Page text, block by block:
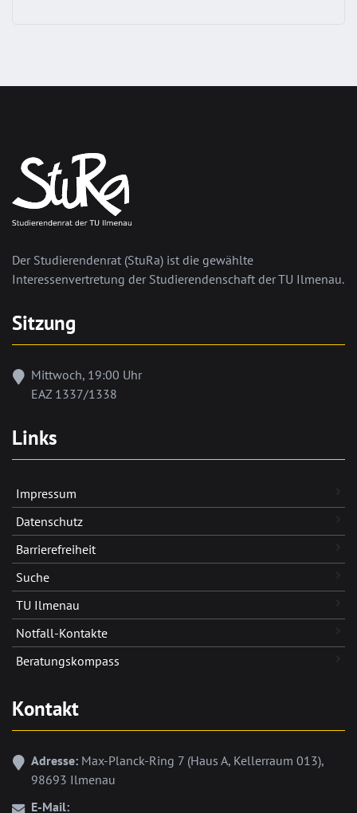
Der Studierendenrat (StuRa) ist die gewählte
Interessenvertretung der Studierendenschaft der TU Ilmenau.
Sitzung
Mittwoch, 19:00 Uhr
EAZ 1337/1338
Links
Impressum
Datenschutz
Barrierefreiheit
Suche
TU Ilmenau
Notfall-Kontakte
Beratungskompass
Kontakt
Adresse: Max-Planck-Ring 7 (Haus A, Kellerraum 013),
98693 Ilmenau
E-Mail: